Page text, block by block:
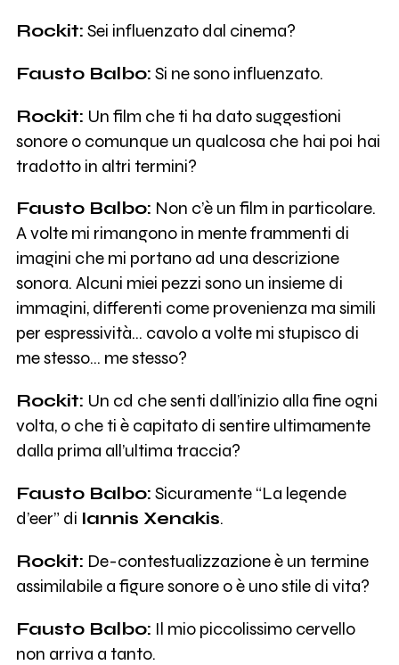
Rockit: Sei influenzato dal cinema?
Fausto Balbo: Si ne sono influenzato.
Rockit: Un film che ti ha dato suggestioni
sonore o comunque un qualcosa che hai poi hai
tradotto in altri termini?
Fausto Balbo: Non c’è un film in particolare.
A volte mi rimangono in mente frammenti di
imagini che mi portano ad una descrizione
sonora. Alcuni miei pezzi sono un insieme di
immagini, differenti come provenienza ma simili
per espressività… cavolo a volte mi stupisco di
me stesso… me stesso?
Rockit: Un cd che senti dall’inizio alla fine ogni
volta, o che ti è capitato di sentire ultimamente
dalla prima all’ultima traccia?
Fausto Balbo: Sicuramente “La legende
d’eer” di Iannis Xenakis.
Rockit: De-contestualizzazione è un termine
assimilabile a figure sonore o è uno stile di vita?
Fausto Balbo: Il mio piccolissimo cervello
non arriva a tanto.